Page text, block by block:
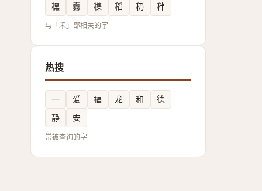
䆀
䆐 穕 稻 䄧 秚
与「禾」部相关的字
热搜
一 爱 福 龙 和
德
静
安
常被查询的字